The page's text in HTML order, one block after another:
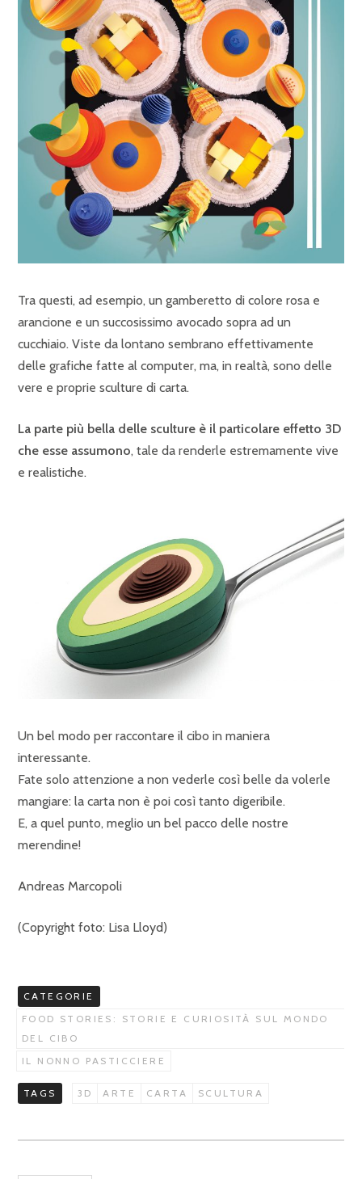
Tra questi, ad esempio, un gamberetto di colore rosa e
arancione e un succosissimo avocado sopra ad un
cucchiaio. Viste da lontano sembrano effettivamente
delle grafiche fatte al computer, ma, in realtà, sono delle
vere e proprie sculture di carta.
La parte più bella delle sculture è il particolare effetto 3D
che esse assumono, tale da renderle estremamente vive
e realistiche.
Un bel modo per raccontare il cibo in maniera
interessante.
Fate solo attenzione a non vederle così belle da volerle
mangiare: la carta non è poi così tanto digeribile.
E, a quel punto, meglio un bel pacco delle nostre
merendine!
Andreas Marcopoli
(Copyright foto: Lisa Lloyd)
CATEGORIE
FOOD STORIES: STORIE E CURIOSITÀ SUL MONDO
DEL CIBO
IL NONNO PASTICCIERE
TAGS 3D ARTE CARTA SCULTURA